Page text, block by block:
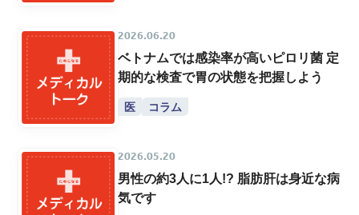
2026.06.20
ベトナムでは感染率が高いピロリ菌 定
期的な検査で胃の状態を把握しよう
医 コラム
2026.05.20
男性の約3人に1人!? 脂肪肝は身近な病
気です